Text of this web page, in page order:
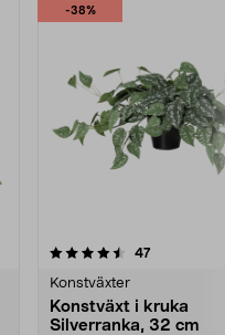
-38%
47recensioner
Konstväxter
Konstväxt i kruka
Silverranka, 32 cm
4.5 av 5 stjärnor